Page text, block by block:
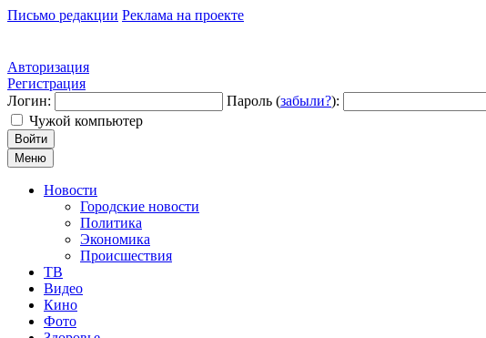
Письмо редакции Реклама на проекте
Авторизация
Регистрация
Логин:
Пароль (забыли?):
Чужой компьютер
Войти
Меню
Новости
Городские новости
Политика
Экономика
Происшествия
ТВ
Видео
Кино
Фото